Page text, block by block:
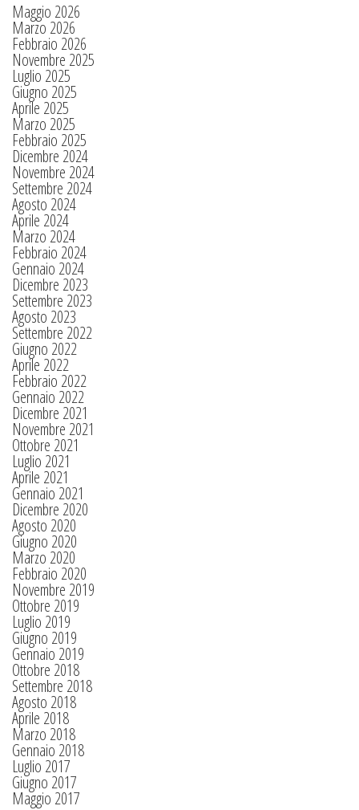
Maggio 2026
Marzo 2026
Febbraio 2026
Novembre 2025
Luglio 2025
Giugno 2025
Aprile 2025
Marzo 2025
Febbraio 2025
Dicembre 2024
Novembre 2024
Settembre 2024
Agosto 2024
Aprile 2024
Marzo 2024
Febbraio 2024
Gennaio 2024
Dicembre 2023
Settembre 2023
Agosto 2023
Settembre 2022
Giugno 2022
Aprile 2022
Febbraio 2022
Gennaio 2022
Dicembre 2021
Novembre 2021
Ottobre 2021
Luglio 2021
Aprile 2021
Gennaio 2021
Dicembre 2020
Agosto 2020
Giugno 2020
Marzo 2020
Febbraio 2020
Novembre 2019
Ottobre 2019
Luglio 2019
Giugno 2019
Gennaio 2019
Ottobre 2018
Settembre 2018
Agosto 2018
Aprile 2018
Marzo 2018
Gennaio 2018
Luglio 2017
Giugno 2017
Maggio 2017